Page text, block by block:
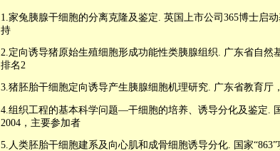
1.家兔胰腺干细胞的分离克隆及鉴定 .英国上市公司365博士启动
持
2. 定向诱导猪原始生殖细胞形成功能性类胰腺组织 广东省自然
排名 2
3.猪胚胎干细胞定向诱导产生胰腺细胞机理研究. 广东省教育厅
4.组织工程的基本科学问题—干细胞的培养、诱导分化及鉴定
2004 ，主要参加者
5. 人类胚胎干细胞建系及向心肌和成骨细胞诱导分化 国家“863”